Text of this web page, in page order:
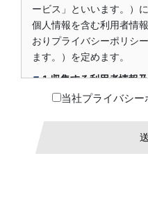
ービス」といいます。）
個人情報を含む利用者情
おりプライバシーポリシ
ます。）を定めます。
1.収集する利用者情報
本ポリシーにおいて、「
ーザーまたはユーザーの
された情報であって、本
当社プライバシ